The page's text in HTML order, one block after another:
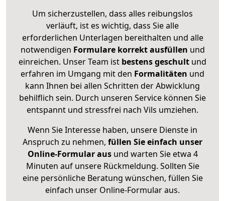
Um sicherzustellen, dass alles reibungslos
verläuft, ist es wichtig, dass Sie alle
erforderlichen Unterlagen bereithalten und alle
notwendigen Formulare korrekt ausfüllen und
einreichen. Unser Team ist bestens geschult und
erfahren im Umgang mit den Formalitäten und
kann Ihnen bei allen Schritten der Abwicklung
behilflich sein. Durch unseren Service können Sie
entspannt und stressfrei nach Vils umziehen.
Wenn Sie Interesse haben, unsere Dienste in
Anspruch zu nehmen, füllen Sie einfach unser
Online-Formular ausund warten Sie etwa 4
Minuten auf unsere Rückmeldung. Sollten Sie
eine persönliche Beratung wünschen, füllen Sie
einfach unser Online-Formular aus.